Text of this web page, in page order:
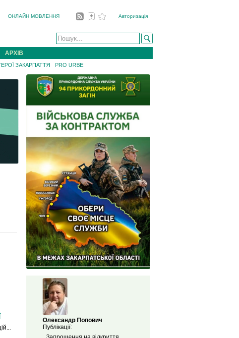
ОНЛАЙН МОВЛЕННЯ Авторизація
АРХІВ
ЗАКАРПАТТЯ PRO URBE
Олександр Попович
Публікації: